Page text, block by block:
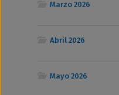
Marzo 2026
Abril 2026
Mayo 2026